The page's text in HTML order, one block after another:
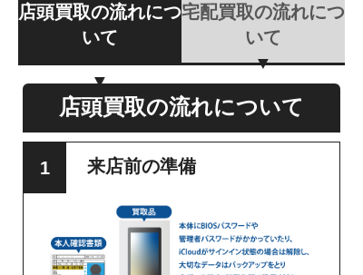
店頭買取の流れにつ
いて
宅配買取の流れにつ
いて
店頭買取の流れについて
来店前の準備